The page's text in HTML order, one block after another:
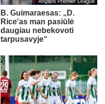
B. Guimaraesas: „D.
Rice'as man pasiūlė
daugiau nebekovoti
tarpusavyje“